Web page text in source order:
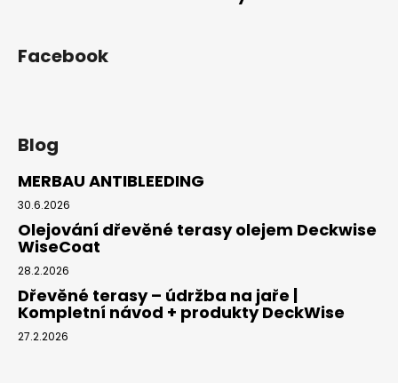
Facebook
Blog
MERBAU ANTIBLEEDING
30.6.2026
Olejování dřevěné terasy olejem Deckwise
WiseCoat
28.2.2026
Dřevěné terasy – údržba na jaře |
Kompletní návod + produkty DeckWise
27.2.2026